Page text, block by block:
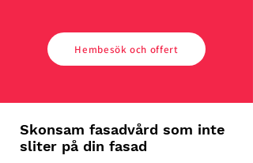
Hembesök och offert
Skonsam fasadvård som inte
sliter på din fasad